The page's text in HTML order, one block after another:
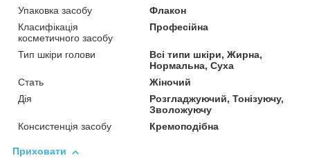
Упаковка засобу
Флакон
Класифікація
косметичного засобу
Професійна
Тип шкіри голови
Всі типи шкіри, Жирна,
Нормальна, Суха
Стать
Жіночий
Дія
Розгладжуючий, Тонізуючу,
Зволожуючу
Консистенція засобу
Кремоподібна
Приховати